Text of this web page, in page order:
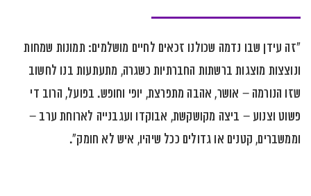
"זה עידן שבו נדמה שכולנו זכאים לחיים מושלמים: תמונות שמחות
ונוצצות מוצגות ברשתות החברתיות כשגרה, מתעתעות בנו לחשוב
שזו הנורמה – אושר, אהבה מתפרצת, יופי וחופש. בפועל, הרוב די
פשוט וצנוע – ביצה מקושקשת, אבוקדו ועגבנייה לארוחת ערב –
וממשברים, קטנים או גדולים ככל שיהיו, איש לא חומק".